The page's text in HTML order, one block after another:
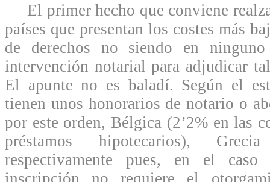
El primer hecho que conviene
países que presentan los costes más
de derechos no siendo en
intervención notarial para adjudicar
El apunte no es baladí. Según el
tienen unos honorarios de notario o
por este orden, Bélgica (2’2% en las
préstamos hipotecarios),
respectivamente pues, en el
inscripción no requiere el